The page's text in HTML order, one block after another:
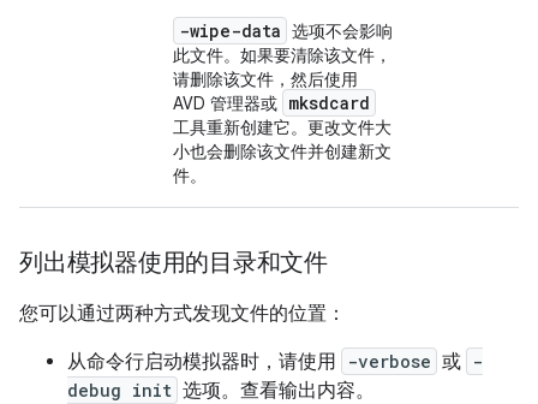
-wipe-data 选项不会影响
此文件。如果要清除该文件，
请删除该文件，然后使用
AVD 管理器或 mksdcard
工具重新创建它。更改文件大
小也会删除该文件并创建新文
件。
列出模拟器使用的目录和文件
您可以通过两种方式发现文件的位置：
从命令行启动模拟器时，请使用
-verbose 或 -
debug init 选项。查看输出内容。